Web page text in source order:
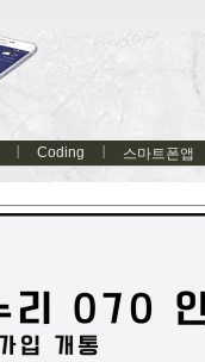
Coding 스마트폰앱